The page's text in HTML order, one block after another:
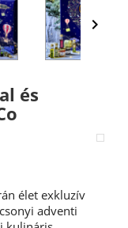

és
élet exkluzív
adventi